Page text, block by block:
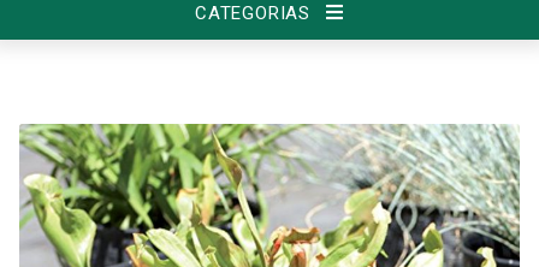
CATEGORIAS